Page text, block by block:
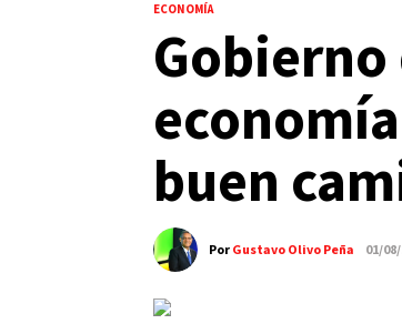
ECONOMÍA
buen
PorGustavo Olivo Peña 01/